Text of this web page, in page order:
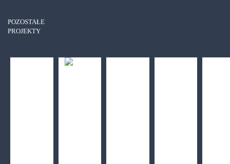
Celebracja miłości w górskim SPA – oferta z rabatem
POZOSTAŁE
PROJEKTY